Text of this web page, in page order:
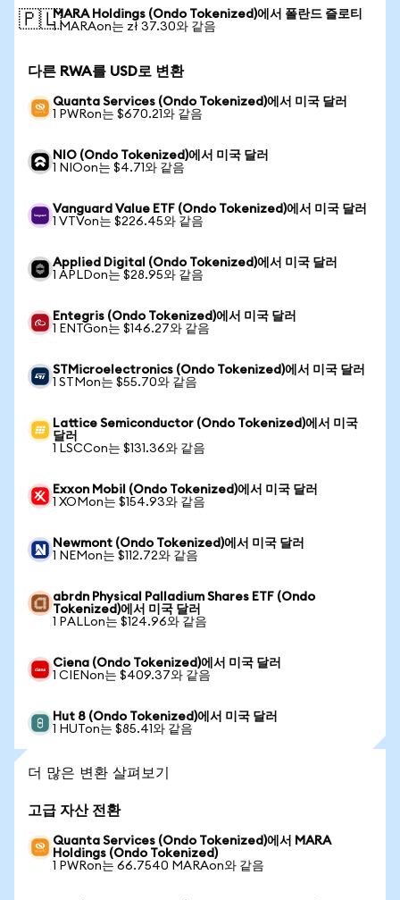
🇵🇱MARA Holdings (Ondo Tokenized)에서 폴란드 즐로티
1 MARAon는 zł 37.30와 같음
다른 RWA를 USD로 변환
Quanta Services (Ondo Tokenized)에서 미국 달러
1 PWRon는 $670.21와 같음
NIO (Ondo Tokenized)에서 미국 달러
1 NIOon는 $4.71와 같음
Vanguard Value ETF (Ondo Tokenized)에서 미국 달러
1 VTVon는 $226.45와 같음
Applied Digital (Ondo Tokenized)에서 미국 달러
1 APLDon는 $28.95와 같음
Entegris (Ondo Tokenized)에서 미국 달러
1 ENTGon는 $146.27와 같음
STMicroelectronics (Ondo Tokenized)에서 미국 달러
1 STMon는 $55.70와 같음
Lattice Semiconductor (Ondo Tokenized)에서 미국
달러
1 LSCCon는 $131.36와 같음
Exxon Mobil (Ondo Tokenized)에서 미국 달러
1 XOMon는 $154.93와 같음
Newmont (Ondo Tokenized)에서 미국 달러
1 NEMon는 $112.72와 같음
abrdn Physical Palladium Shares ETF (Ondo
Tokenized)에서 미국 달러
1 PALLon는 $124.96와 같음
Ciena (Ondo Tokenized)에서 미국 달러
1 CIENon는 $409.37와 같음
Hut 8 (Ondo Tokenized)에서 미국 달러
1 HUTon는 $85.41와 같음
더 많은 변환 살펴보기
고급 자산 전환
Quanta Services (Ondo Tokenized)에서 MARA
Holdings (Ondo Tokenized)
1 PWRon는 66.7540 MARAon와 같음